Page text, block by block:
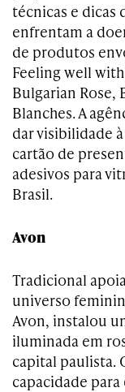
técnicas e dicas
enfrentam a
de produtos
Feeling well with
Bulgarian Rose,
Blanches. A
dar visibilidade
cartão de
adesivos para
Brasil.
Avon
Tradicional
universo
Avon, instalou
iluminada em
capital paulista.
capacidade